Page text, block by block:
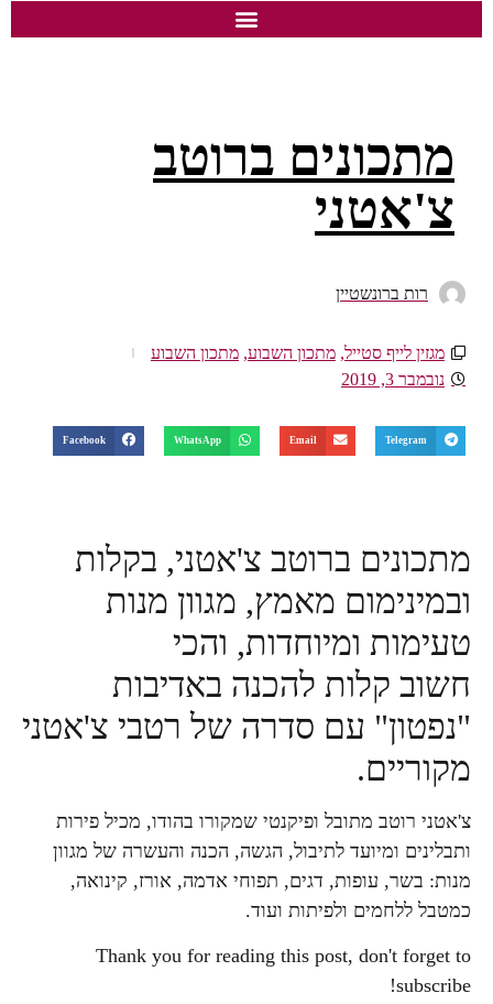
מתכונים ברוטב
צ'אטני
רות ברונשטיין
מגזין לייף סטייל, מתכון השבוע, מתכון השבוע
נובמבר 3, 2019
Telegram
Email
WhatsApp
Facebook
מתכונים ברוטב צ'אטני, בקלות
ובמינימום מאמץ, מגוון מנות
טעימות ומיוחדות, והכי
חשוב קלות להכנה באדיבות
"נפטון" עם סדרה של רטבי צ'אטני
מקוריים.
צ'אטני רוטב מתובל ופיקנטי שמקורו בהודו, מכיל פירות
ותבלינים ומיועד לתיבול, הגשה, הכנה והעשרה של מגוון
מנות: בשר, עופות, דגים, תפוחי אדמה, אורז, קינואה,
כמטבל ללחמים ולפיתות ועוד.
Thank you for reading this post, don't forget to
subscribe!